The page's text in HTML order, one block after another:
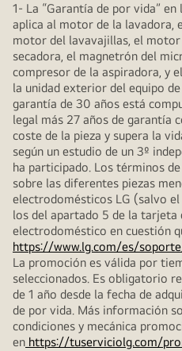
1- La “Garantía de por vida”
aplica al motor de la
motor del lavavajillas, el
secadora, el magnetrón del
compresor de la aspiradora, y
la unidad exterior del equipo
garantía de 30 años está
legal más 27 años de garantía
coste de la pieza y supera la
según un estudio de un 3º
ha participado. Los términos
sobre las diferentes piezas
electrodomésticos LG (salvo
los del apartado 5 de la tarjeta
electrodoméstico en cuestión
https://www.lg.com/es/
La promoción es válida por
seleccionados. Es obligatorio
de 1 año desde la fecha de
de por vida. Más información
condiciones y mecánica
en https://tuserviciolg.com/